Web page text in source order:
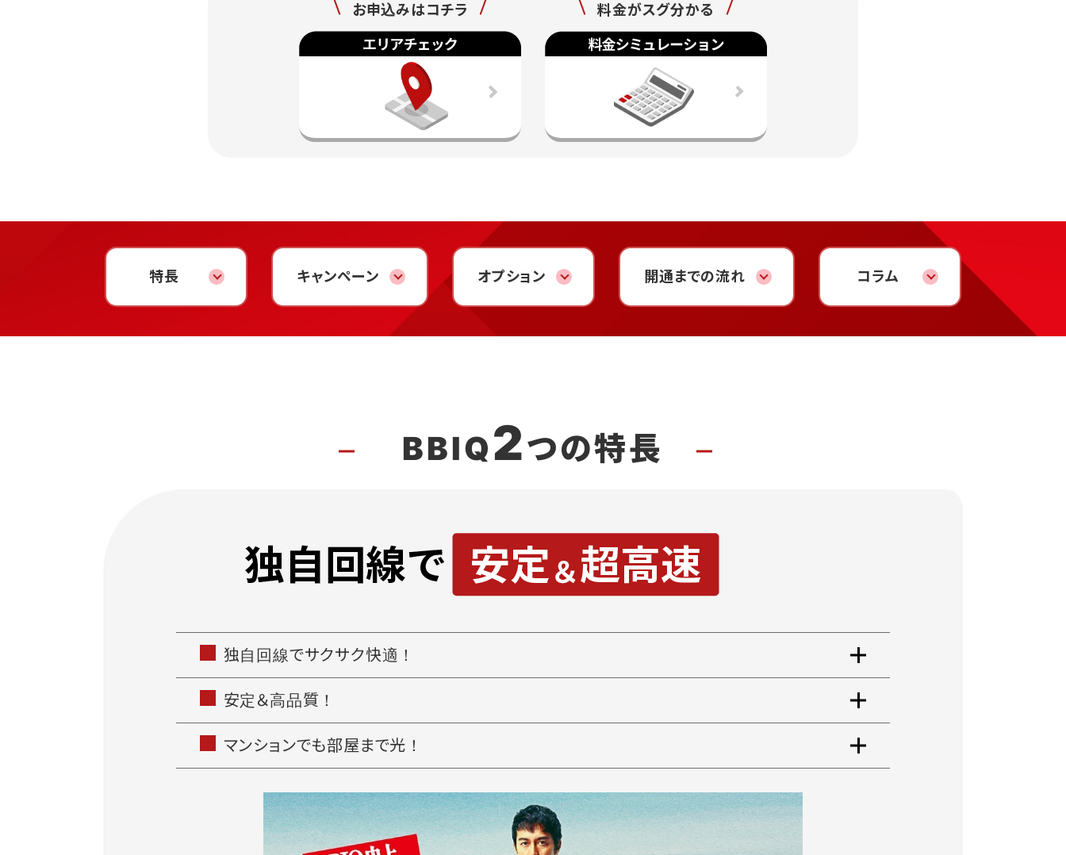
お申込みはコチラ 料金がスグ分かる
特長 キャンペーン オプション 開通までの流れ コラム
BBIQ2つの特長
独自回線でサクサク快適！
安定＆高品質！
マンションでも部屋まで光！